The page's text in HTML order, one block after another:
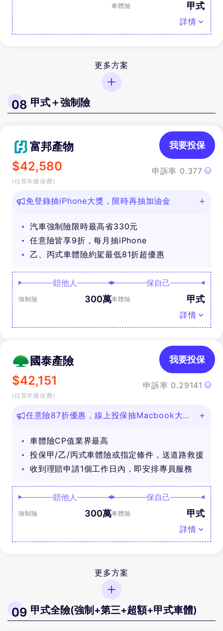
車體險 甲式
詳情
更多方案
08 甲式＋強制險
富邦產物
$42,580
(估算年繳保費)
申訴率 0.377
我要投保
免登錄抽iPhone大獎，限時再抽加油金
汽車強制險限時最高省330元
任意險皆享9折，每月抽iPhone
乙、丙式車體險約駕最低81折超優惠
賠他人
強制險 300萬
保自己
車體險 甲式
詳情
國泰產險
$42,151
(估算年繳保費)
申訴率 0.29141
我要投保
任意險87折優惠，線上投保抽Macbook大
車體險CP值業界最高
投保甲/乙/丙式車體險或指定條件，送道路救援
收到理賠申請1個工作日內，即安排專員服務
賠他人
強制險 300萬
保自己
車體險 甲式
詳情
更多方案
09 甲式全險(強制+第三+超額+甲式車體)